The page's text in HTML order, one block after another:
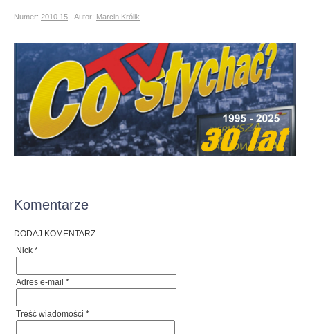
Numer: 2010 15 Autor: Marcin Królik
Komentarze
DODAJ KOMENTARZ
Nick *
Adres e-mail *
Treść wiadomości *